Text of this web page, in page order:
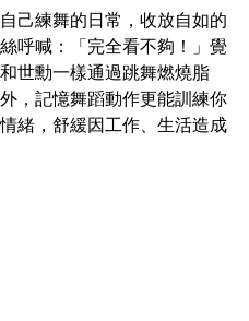
己練舞的日常，收放自如的
呼喊：「完全看不夠！」覺
世勳一樣通過跳舞燃燒脂
，記憶舞蹈動作更能訓練你
緒，舒緩因工作、生活造成